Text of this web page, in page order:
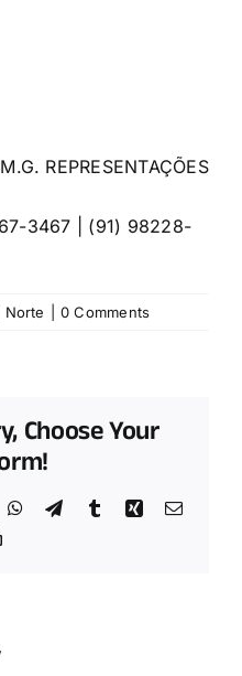
REPRESENTAÇÕES
3467 | (91) 98228-
Norte 0 Comments
Choose Your
WhatsApp
TelegramTumblrXing Email